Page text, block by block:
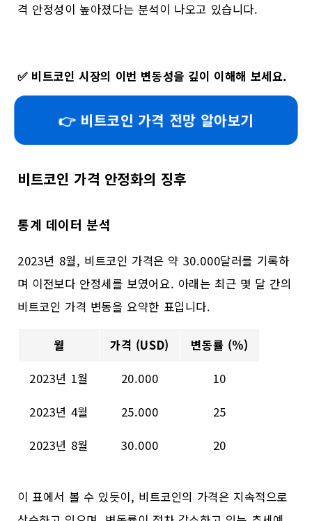
격 안정성이 높아졌다는 분석이 나오고 있습니다.
✅ 비트코인 시장의 이번 변동성을 깊이 이해해 보세요.
👉 비트코인 가격 전망 알아보기
비트코인 가격 안정화의 징후
통계 데이터 분석
2023년 8월, 비트코인 가격은 약 30.000달러를 기록하
며 이전보다 안정세를 보였어요. 아래는 최근 몇 달 간의
비트코인 가격 변동을 요약한 표입니다.
월 가격 (USD)
변동률 (%)
2023년 1월
20.000
10
2023년 4월
25.000
25
2023년 8월
30.000 20
이 표에서 볼 수 있듯이, 비트코인의 가격은 지속적으로